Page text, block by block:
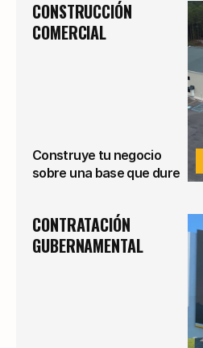
CONSTRUCCIÓN
COMERCIAL
Construye tu negocio
sobre una base que dure
CONTRATACIÓN
GUBERNAMENTAL